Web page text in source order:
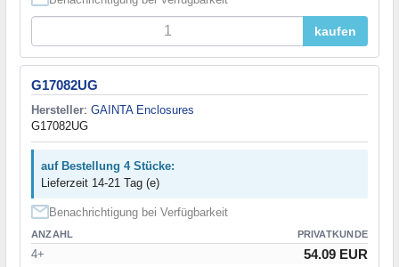
kaufen
G17082UG
Hersteller: GAINTA Enclosures
G17082UG
auf Bestellung 4 Stücke:
Lieferzeit 14-21 Tag (e)
Benachrichtigung bei Verfügbarkeit
ANZAHL PRIVATKUNDE
4+ 54.09 EUR